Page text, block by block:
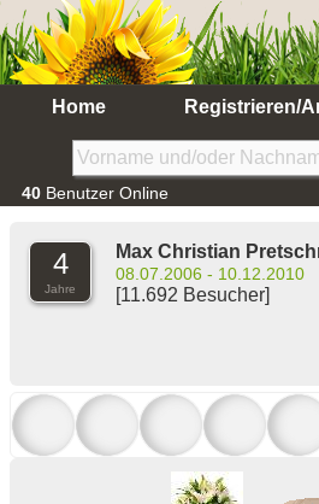
Home Registrieren/
40 Benutzer Online
4
Jahre
Max Christian
08.07.2006 - 10.12.2010
[11.692 Besucher]